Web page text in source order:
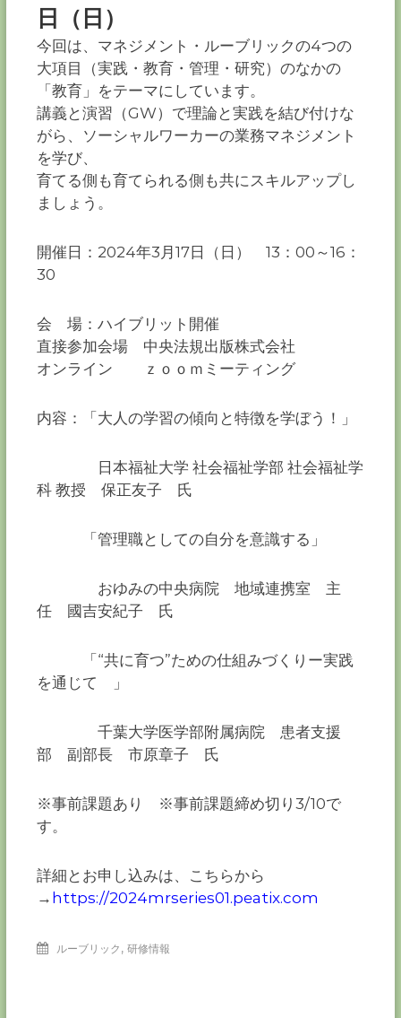
る
千
葉
の
力
－
日（日）
今回は、マネジメント・ルーブリックの4つの
大項目（実践・教育・管理・研究）のなかの
「教育」をテーマにしています。
講義と演習（GW）で理論と実践を結び付けな
がら、ソーシャルワーカーの業務マネジメント
を学び、
育てる側も育てられる側も共にスキルアップし
ましょう。
開催日：2024年3月17日（日） 13：00～16：
30
会 場：ハイブリット開催
直接参加会場 中央法規出版株式会社
オンライン ｚｏｏｍミーティング
内容：「大人の学習の傾向と特徴を学ぼう！」
日本福祉大学 社会福祉学部 社会福祉学
科 教授 保正友子 氏
「管理職としての自分を意識する」
おゆみの中央病院 地域連携室 主
任 國吉安紀子 氏
「“共に育つ”ための仕組みづくりー実践
を通じて 」
千葉大学医学部附属病院 患者支援
部 副部長 市原章子 氏
※事前課題あり ※事前課題締め切り3/10で
す。
詳細とお申し込みは、こちらから
→ https://2024mrseries01.peatix.com
ルーブリック ,研修情報